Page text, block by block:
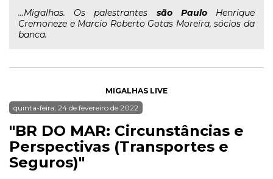
...Migalhas. Os palestrantes são PauloHenrique
Cremoneze e Marcio Roberto Gotas Moreira, sócios da
banca.
MIGALHAS LIVE
quinta-feira, 24 de fevereiro de 2022
"BR DO MAR: Circunstâncias e
Perspectivas (Transportes e
Seguros)"